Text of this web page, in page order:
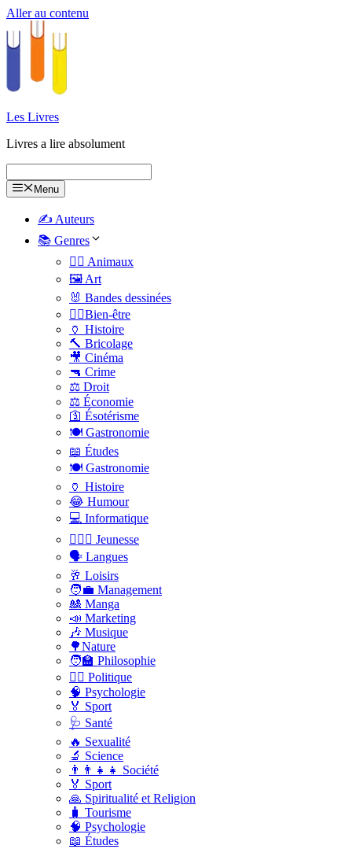
Aller au contenu
Les Livres
Livres a lire absolument
Menu
✍️ Auteurs
📚 Genres
🐕‍🦺 Animaux
🖼️ Art
🐰 Bandes dessinées
🧑‍⚕️Bien-être
🏺 Histoire
🔨 Bricolage
🎥 Cinéma
🔫 Crime
⚖️ Droit
⚖️ Économie
🛐 Ésotérisme
🍽️ Gastronomie
📖 Études
🍽️ Gastronomie
🏺 Histoire
😂 Humour
💻 Informatique
🤸🏽‍♀️ Jeunesse
🗣 Langues
🥂 Loisirs
🧑‍💼 Management
🎎 Manga
📣 Marketing
🎶 Musique
🌳Nature
🧑‍🏫 Philosophie
👨‍⚖️ Politique
🧠 Psychologie
🏅 Sport
🩺 Santé
🔥 Sexualité
🔬 Science
👨‍👨‍👧‍👧 Société
🏅 Sport
🙏 Spiritualité et Religion
🧳 Tourisme
🧠 Psychologie
📖 Études